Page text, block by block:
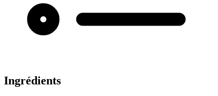
Ingrédients